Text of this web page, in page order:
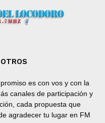
es con vos y con la
canales de participación y
cada propuesta que
agradecer tu lugar en FM